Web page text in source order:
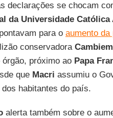
declarações se chocam
da Universidade Católica
para o aumento da
conservadora
próximo ao Papa
que Macri assumiu o
habitantes do país.
alerta também sobre o